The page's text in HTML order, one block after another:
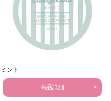
ミント
商品詳細